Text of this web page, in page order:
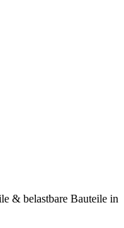
& belastbare Bauteile in